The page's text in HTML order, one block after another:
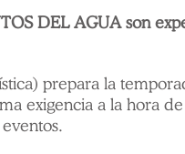
DEL AGUA son
prepara la
exigencia a la hora